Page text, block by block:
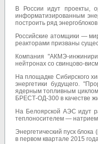
В России идут проекты,
информатизированным
построить ряд
Российские атомщики —
реакторами призваны
Компания "АКМЭ-
нейтронах со свинцово-
На площадке Сибирского
энергетики будущего.
ядерным топливным циклом
БРЕСТ-ОД-300 в качестве
На Белоярской АЭС идут
теплоносителем —
Энергетический пуск
в первом квартале 2015